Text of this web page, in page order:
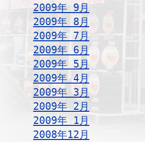
2009年 9月
2009年 8月
2009年 7月
2009年 6月
2009年 5月
2009年 4月
2009年 3月
2009年 2月
2009年 1月
2008年12月